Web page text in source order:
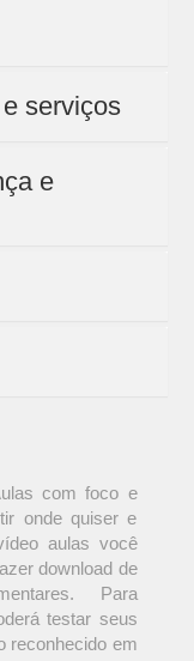
serviços
e
com foco e
onde quiser e
aulas você
download de
Para
testar seus
reconhecido em